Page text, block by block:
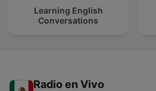
Learning English
Conversations
Radio en Vivo